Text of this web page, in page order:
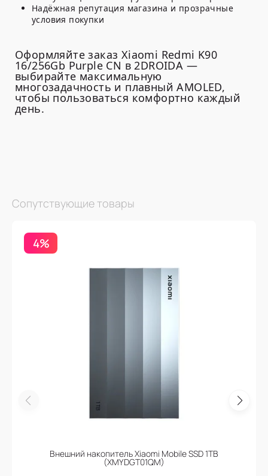
Надёжная репутация магазина и прозрачные
условия покупки
Оформляйте заказ Xiaomi Redmi K90
16/256Gb Purple CN в 2DROIDA —
выбирайте максимальную
многозадачность и плавный AMOLED,
чтобы пользоваться комфортно каждый
день.
Сопутствующие товары
4%
Внешний накопитель Xiaomi Mobile SSD 1TB
(XMYDGT01QM)